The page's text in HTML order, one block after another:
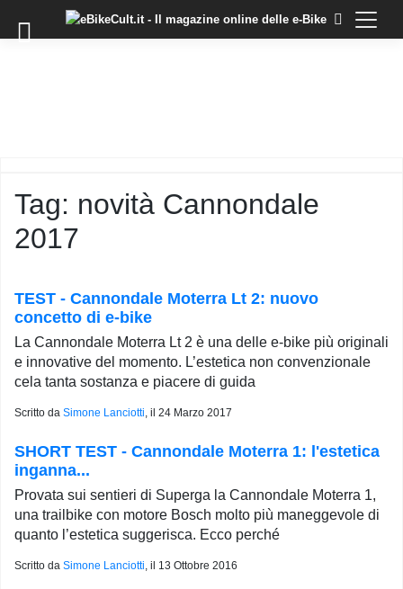
×
TUTORIAL
LO
STAFF
CONTATTI
PRIVACY
POLICY
Tag: novità Cannondale
2017
TEST - Cannondale Moterra Lt 2: nuovo
concetto di e-bike
La Cannondale Moterra Lt 2 è una delle e-bike più originali
e innovative del momento. L’estetica non convenzionale
cela tanta sostanza e piacere di guida
Scritto da Simone Lanciotti, il 24 Marzo 2017
SHORT TEST - Cannondale Moterra 1: l'estetica
inganna...
Provata sui sentieri di Superga la Cannondale Moterra 1,
una trailbike con motore Bosch molto più maneggevole di
quanto l’estetica suggerisca. Ecco perché
Scritto da Simone Lanciotti, il 13 Ottobre 2016